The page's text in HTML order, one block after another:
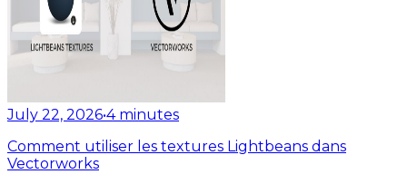
July 22, 2026•4 minutes
Comment utiliser les textures Lightbeans dans
Vectorworks